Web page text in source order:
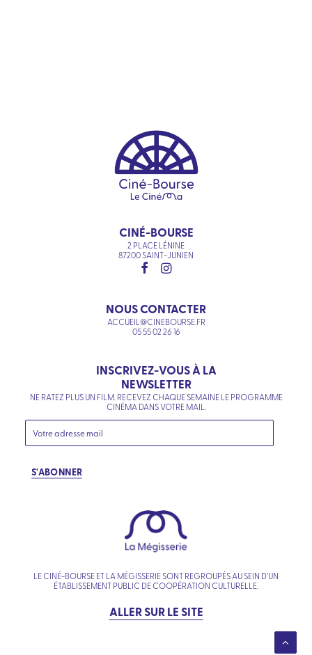
CINÉ-BOURSE
2 PLACE LÉNINE
87200 SAINT-JUNIEN
NOUS CONTACTER
ACCUEIL@CINEBOURSE.FR
05 55 02 26 16
INSCRIVEZ-VOUS À LA
NEWSLETTER
NE RATEZ PLUS UN FILM. RECEVEZ CHAQUE SEMAINE LE PROGRAMME
CINÉMA DANS VOTRE MAIL.
S'ABONNER
LE CINÉ-BOURSE ET LA MÉGISSERIE SONT REGROUPÉS AU SEIN D’UN
ÉTABLISSEMENT PUBLIC DE COOPÉRATION CULTURELLE.
ALLER SUR LE SITE